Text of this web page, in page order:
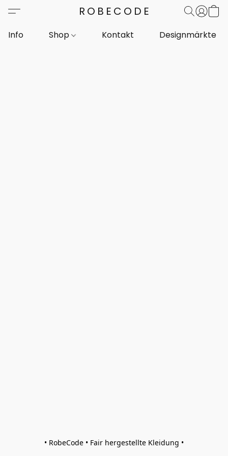
ROBECODE
Info Shop Kontakt Designmärkte
• RobeCode • Fair hergestellte Kleidung •